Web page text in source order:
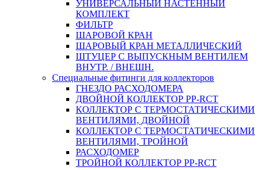
УНИВЕРСАЛЬНЫЙ НАСТЕННЫЙ
КОМПЛЕКТ
ФИЛЬТР
ШАРОВОЙ КРАН
ШАРОВЫЙ КРАН МЕТАЛЛИЧЕСКИЙ
ШТУЦЕР С ВЫПУСКНЫМ ВЕНТИЛЕМ
ВНУТР. / ВНЕШН.
Специальные фитинги для коллекторов
ГНЕЗДО РАСХОДОМЕРА
ДВОЙНОЙ КОЛЛЕКТОР PP-RCT
КОЛЛЕКТОР С ТЕРМОСТАТИЧЕСКИМИ
ВЕНТИЛЯМИ, ДВОЙНОЙ
КОЛЛЕКТОР С ТЕРМОСТАТИЧЕСКИМИ
ВЕНТИЛЯМИ, ТРОЙНОЙ
РАСХОДОМЕР
ТРОЙНОЙ КОЛЛЕКТОР PP-RCT